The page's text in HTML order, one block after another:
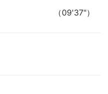
（09'37"）